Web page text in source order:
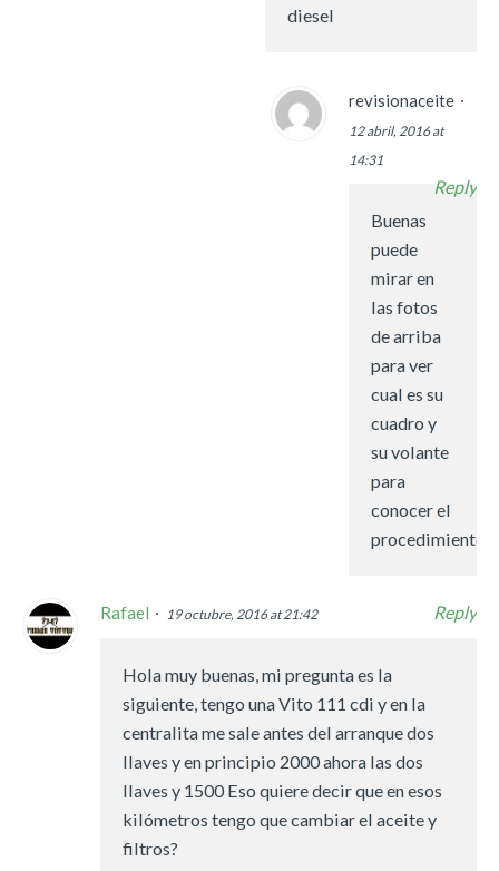
diesel
revisionaceite
12 abril, 2016 at
14:31
Reply
Buenas
puede
mirar en
las fotos
de arriba
para ver
cual es su
cuadro y
su volante
para
conocer el
procedimiento.
Rafael 19 octubre, 2016 at 21:42 Reply
Hola muy buenas, mi pregunta es la
siguiente, tengo una Vito 111 cdi y en la
centralita me sale antes del arranque dos
llaves y en principio 2000 ahora las dos
llaves y 1500 Eso quiere decir que en esos
kilómetros tengo que cambiar el aceite y
filtros?